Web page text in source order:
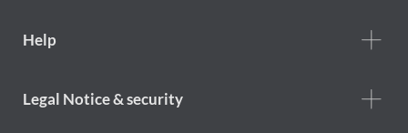
Footer
Help
Footer
Legal Notice & security